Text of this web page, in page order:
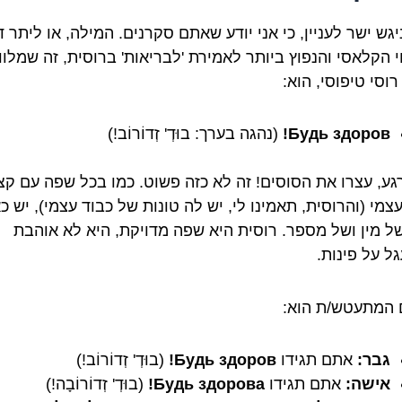
ישר לעניין, כי אני יודע שאתם סקרנים. המילה, או ליתר
הקלאסי והנפוץ ביותר לאמירת 'לבריאות' ברוסית, זה
טיפוסי, הוא:
Будь здоров! (נהגה בערך: בוּדְ' זְדוֹרוֹב!)
עצרו את הסוסים! זה לא כזה פשוט. כמו בכל שפה עם
(והרוסית, תאמינו לי, יש לה טונות של כבוד עצמי), יש
של מין ושל מספר. רוסית היא שפה מדויקת, היא לא אוהבת
על פינות.
המתעטש/ת הוא:
גבר: אתם תגידוБудь здоров!
(בוּדְ' זְדוֹרוֹב!)
אישה: אתם תגידוБудь здорова!
(בוּדְ' זְדוֹרוֹבָה!)